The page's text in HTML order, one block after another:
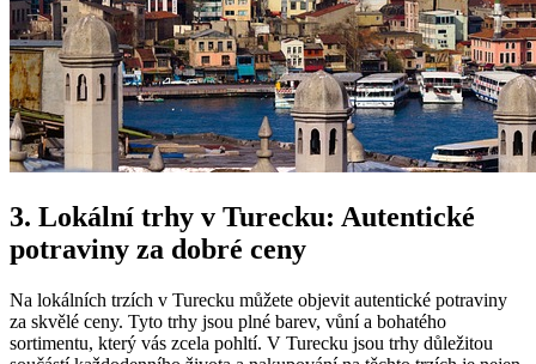
3. Lokální trhy v Turecku: Autentické
potraviny za dobré ceny
Na lokálních trzích v Turecku můžete objevit autentické potraviny
za skvělé ceny. Tyto trhy jsou plné barev, vůní a bohatého
sortimentu, který vás zcela pohltí. V Turecku jsou trhy důležitou